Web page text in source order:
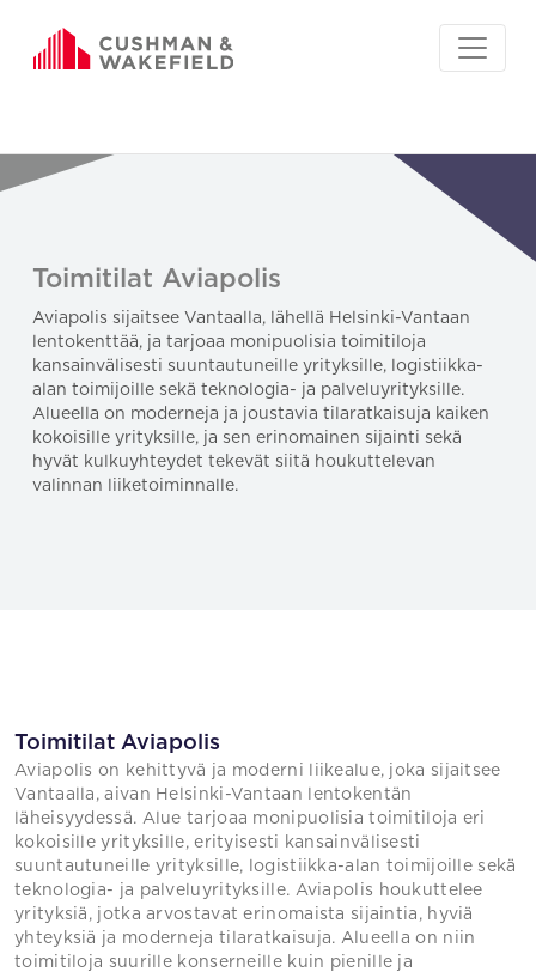
Toimitilat Aviapolis
Aviapolis sijaitsee Vantaalla, lähellä Helsinki-Vantaan
lentokenttää, ja tarjoaa monipuolisia toimitiloja
kansainvälisesti suuntautuneille yrityksille, logistiikka-
alan toimijoille sekä teknologia- ja palveluyrityksille.
Alueella on moderneja ja joustavia tilaratkaisuja kaiken
kokoisille yrityksille, ja sen erinomainen sijainti sekä
hyvät kulkuyhteydet tekevät siitä houkuttelevan
valinnan liiketoiminnalle.
Toimitilat Aviapolis
Aviapolis on kehittyvä ja moderni liikealue, joka sijaitsee
Vantaalla, aivan Helsinki-Vantaan lentokentän
läheisyydessä. Alue tarjoaa monipuolisia toimitiloja eri
kokoisille yrityksille, erityisesti kansainvälisesti
suuntautuneille yrityksille, logistiikka-alan toimijoille sekä
teknologia- ja palveluyrityksille. Aviapolis houkuttelee
yrityksiä, jotka arvostavat erinomaista sijaintia, hyviä
yhteyksiä ja moderneja tilaratkaisuja. Alueella on niin
toimitiloja suurille konserneille kuin pienille ja